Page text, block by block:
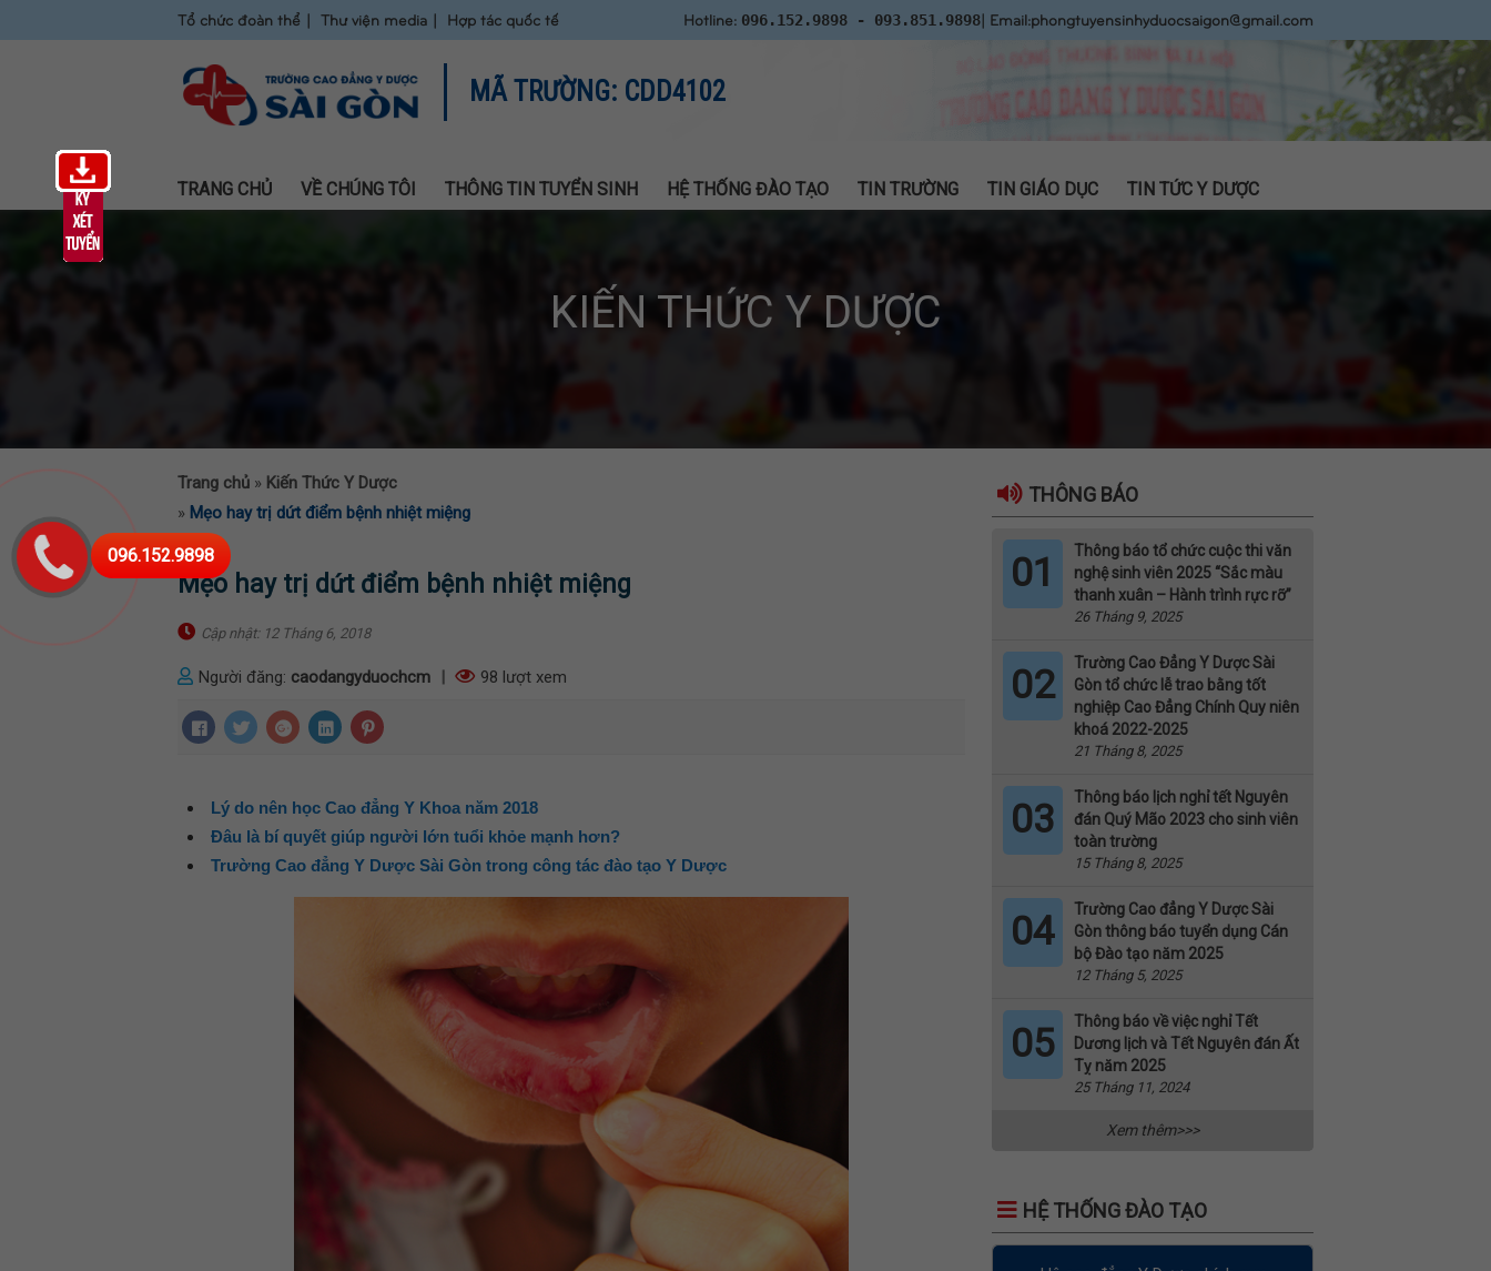
Tổ chức đoàn thể Thư viện media Hợp tác quốc tế Hotline: 096.152.9898 - 093.851.9898| Email:phongtuyensinhyduocsaigon@gmail.com
MÃ TRƯỜNG: CDD4102
TRANG CHỦ VỀ CHÚNG TÔI THÔNG TIN TUYỂN SINH HỆ THỐNG ĐÀO TẠO TIN TRƯỜNG TIN GIÁO DỤC TIN TỨC Y DƯỢC
096.152.9898
KIẾN THỨC Y DƯỢC
Trang chủ » Kiến Thức Y Dược
» Mẹo hay trị dứt điểm bệnh nhiệt miệng
Mẹo hay trị dứt điểm bệnh nhiệt miệng
Cập nhật: 12 Tháng 6, 2018
Người đăng: caodangyduochcm 98 lượt xem
Lý do nên học Cao đẳng Y Khoa năm 2018
Đâu là bí quyết giúp người lớn tuổi khỏe mạnh hơn?
Trường Cao đẳng Y Dược Sài Gòn trong công tác đào tạo Y Dược
THÔNG BÁO
01
Thông báo tổ chức cuộc thi văn
nghệ sinh viên 2025 “Sắc màu
thanh xuân – Hành trình rực rỡ”
26 Tháng 9, 2025
02
Trường Cao Đẳng Y Dược Sài
Gòn tổ chức lễ trao bằng tốt
nghiệp Cao Đẳng Chính Quy niên
khoá 2022-2025
21 Tháng 8, 2025
03
Thông báo lịch nghỉ tết Nguyên
đán Quý Mão 2023 cho sinh viên
toàn trường
15 Tháng 8, 2025
04
Trường Cao đẳng Y Dược Sài
Gòn thông báo tuyển dụng Cán
bộ Đào tạo năm 2025
12 Tháng 5, 2025
05
Thông báo về việc nghỉ Tết
Dương lịch và Tết Nguyên đán Ất
Tỵ năm 2025
25 Tháng 11, 2024
Xem thêm>>>
HỆ THỐNG ĐÀO TẠO